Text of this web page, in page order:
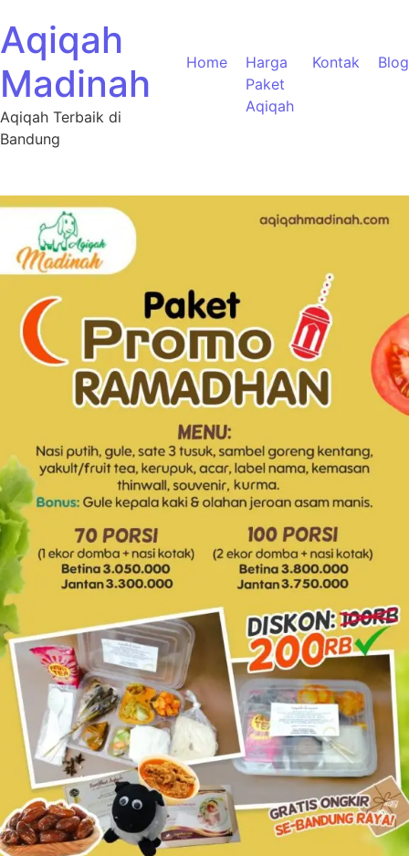
Aqiqah
Madinah
Aqiqah Terbaik di
Bandung
Home
Harga
Paket
Aqiqah
Kontak Blog